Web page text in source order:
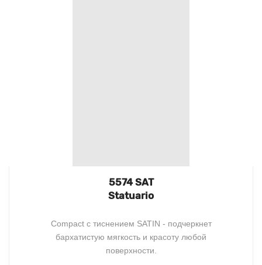
5574 SAT
Statuario
Compact c тиснением SATIN - подчеркнет
бархатистую мягкость и красоту любой
поверхности.